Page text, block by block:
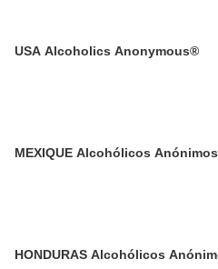
USA Alcoholics Anonymous®
MEXIQUE Alcohólicos
HONDURAS Alcohólicos